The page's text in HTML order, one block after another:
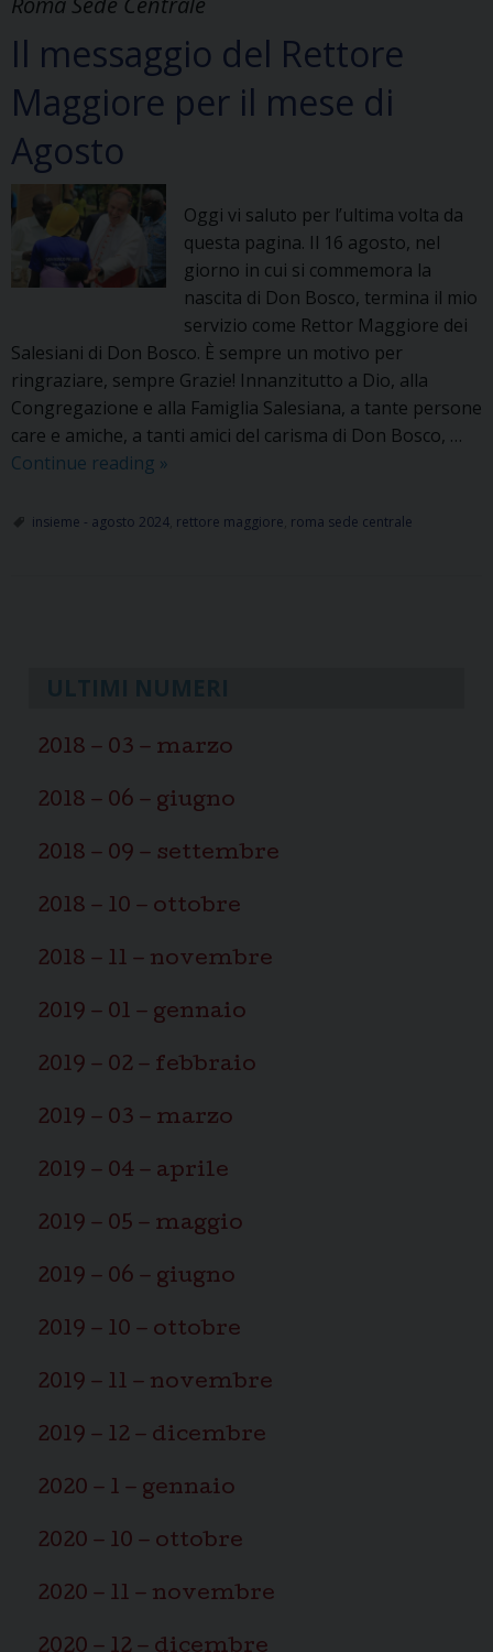
Il messaggio del Rettore
Maggiore per il mese di
Agosto
Oggi vi saluto per l’ultima volta da
questa pagina. Il 16 agosto, nel
giorno in cui si commemora la
nascita di Don Bosco, termina il mio
servizio come Rettor Maggiore dei
Salesiani di Don Bosco. È sempre un motivo per
ringraziare, sempre Grazie! Innanzitutto a Dio, alla
Congregazione e alla Famiglia Salesiana, a tante persone
care e amiche, a tanti amici del carisma di Don Bosco, …
Continue reading Il
del
»
insieme - agosto 2024 rettore maggiore roma sede centrale
2018 – 03 – marzo
2018 – 06 – giugno
2018 – 09 – settembre
2018 – 10 – ottobre
2018 – 11 – novembre
2019 – 01 – gennaio
2019 – 02 – febbraio
2019 – 03 – marzo
2019 – 04 – aprile
2019 – 05 – maggio
2019 – 06 – giugno
2019 – 10 – ottobre
2019 – 11 – novembre
2019 – 12 – dicembre
2020 – 1 – gennaio
2020 – 10 – ottobre
2020 – 11 – novembre
2020 – 12 – dicembre